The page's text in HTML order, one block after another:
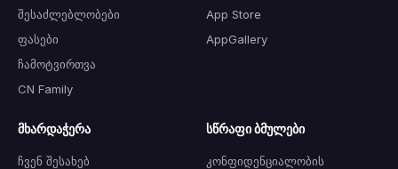
შესაძლებლობები
ფასები
ჩამოტვირთვა
CN Family
App Store
AppGallery
მხარდაჭერა
ჩვენ შესახებ
სწრაფი ბმულები
კონფიდენციალობის